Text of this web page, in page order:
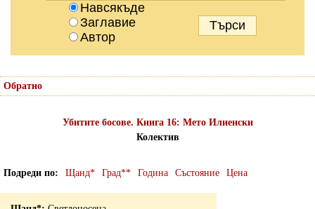
Навсякъде
Заглавие
Автор
Обратно
Убитите босове. Книга 16: Мето Илиенски
Колектив
Подреди по Щанд* Град** Година Състояние Цена